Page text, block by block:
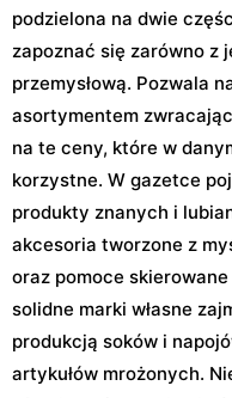
podzielona na dwie
zapoznać się zarówno z
przemysłową. Pozwala
asortymentem
na te ceny, które w
korzystne. W gazetce
produkty znanych i
akcesoria tworzone z
oraz pomoce
solidne marki własne
produkcją soków i
artykułów mrożonych.